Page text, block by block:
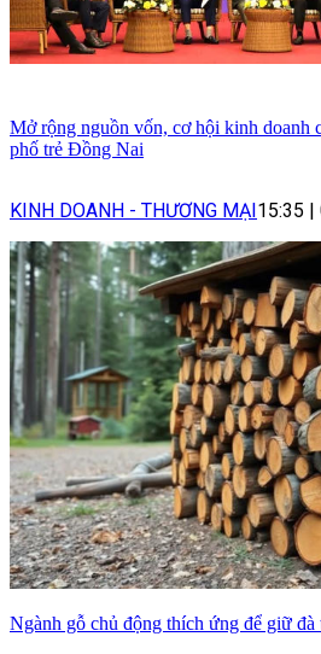
Mở rộng nguồn vốn, cơ hội kinh doanh
phố trẻ Đồng Nai
KINH DOANH - THƯƠNG MẠI 15:35
Ngành gỗ chủ động thích ứng để giữ đà